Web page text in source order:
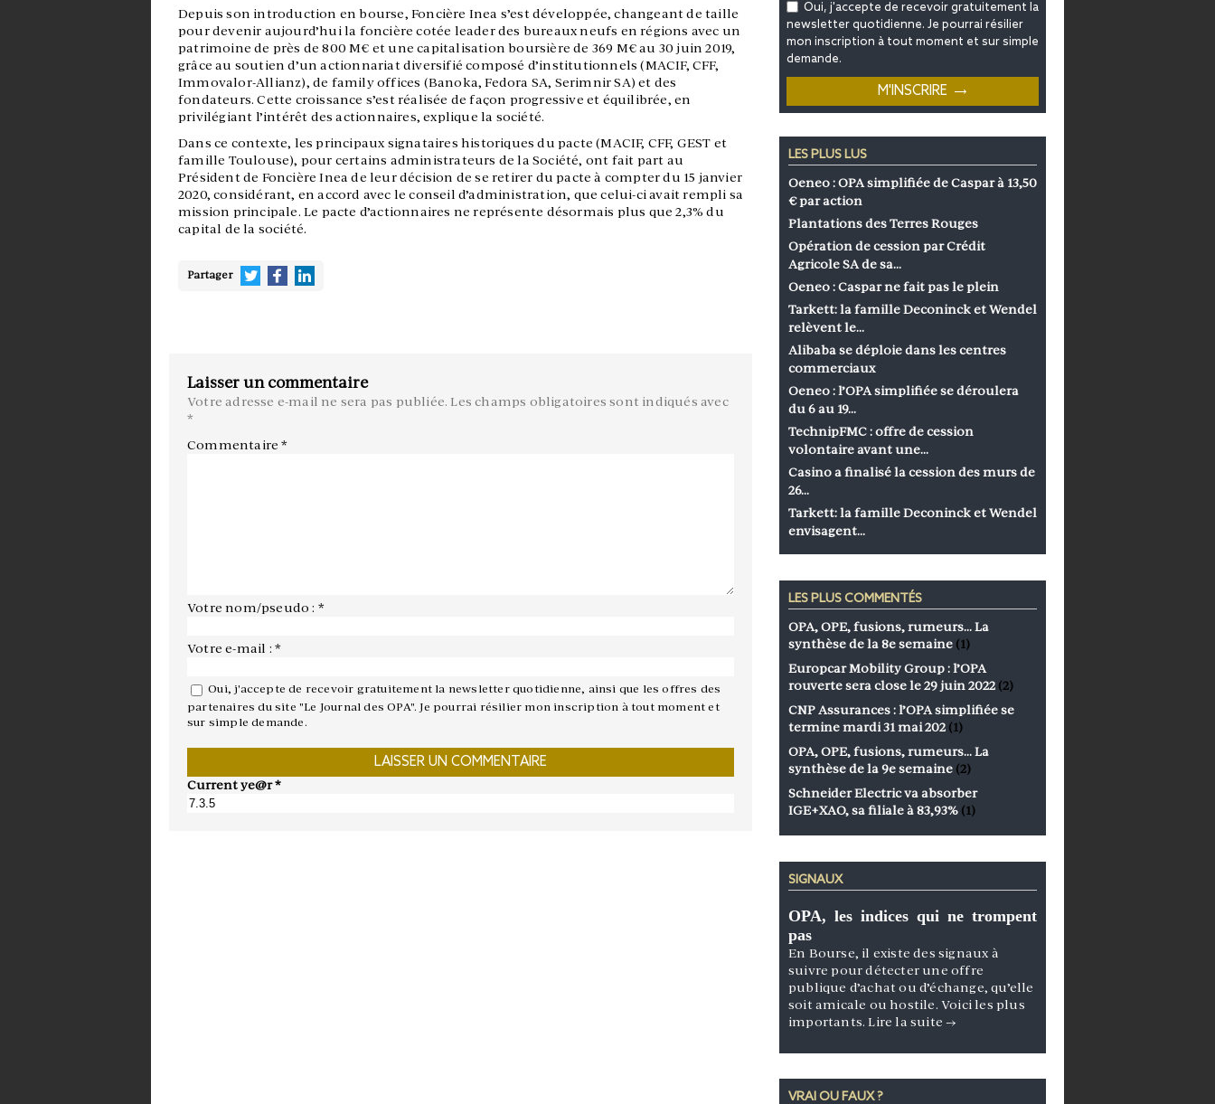
Depuis son introduction en bourse, Foncière Inea s’est développée, changeant de taille
pour devenir aujourd’hui la foncière cotée leader des bureaux neufs en régions avec un
patrimoine de près de 800 M€ et une capitalisation boursière de 369 M€ au 30 juin 2019,
grâce au soutien d’un actionnariat diversifié composé d’institutionnels (MACIF, CFF,
Immovalor-Allianz), de family offices (Banoka, Fedora SA, Serimnir SA) et des
fondateurs. Cette croissance s’est réalisée de façon progressive et équilibrée, en
privilégiant l’intérêt des actionnaires, explique la société.
Dans ce contexte, les principaux signataires historiques du pacte (MACIF, CFF, GEST et
famille Toulouse), pour certains administrateurs de la Société, ont fait part au
Président de Foncière Inea de leur décision de se retirer du pacte à compter du 15 janvier
2020, considérant, en accord avec le conseil d’administration, que celui-ci avait rempli sa
mission principale. Le pacte d’actionnaires ne représente désormais plus que 2,3% du
capital de la société.
Partager
Laisser un commentaire
Votre adresse e-mail ne sera pas publiée. Les champs obligatoires sont indiqués avec
*
Commentaire*
Votre nom/pseudo : *
Votre e-mail : *
Oui, j'accepte de recevoir gratuitement la newsletter quotidienne, ainsi que les offres des
partenaires du site "Le Journal des OPA". Je pourrai résilier mon inscription à tout moment et
sur simple demande.
Current ye@r*
Oui, j'accepte de recevoir gratuitement la
newsletter quotidienne. Je pourrai résilier
mon inscription à tout moment et sur simple
demande.
LES PLUS LUS
Oeneo : OPA simplifiée de Caspar à 13,50
€ par action
Plantations des Terres Rouges
Opération de cession par Crédit
Agricole SA de sa…
Oeneo : Caspar ne fait pas le plein
Tarkett: la famille Deconinck et Wendel
relèvent le…
Alibaba se déploie dans les centres
commerciaux
Oeneo : l’OPA simplifiée se déroulera
du 6 au 19…
TechnipFMC : offre de cession
volontaire avant une…
Casino a finalisé la cession des murs de
26…
Tarkett: la famille Deconinck et Wendel
envisagent…
LES PLUS COMMENTÉS
OPA, OPE, fusions, rumeurs… La
synthèse de la 8e semaine (1)
Europcar Mobility Group : l’OPA
rouverte sera close le 29 juin 2022 (2)
CNP Assurances : l’OPA simplifiée se
termine mardi 31 mai 202 (1)
OPA, OPE, fusions, rumeurs… La
synthèse de la 9e semaine (2)
Schneider Electric va absorber
IGE+XAO, sa filiale à 83,93% (1)
SIGNAUX
OPA, les indices qui ne trompent
pas
En Bourse, il existe des signaux à
suivre pour détecter une offre
publique d’achat ou d’échange, qu’elle
soit amicale ou hostile. Voici les plus
importants.Lire la suite →
VRAI OU FAUX ?